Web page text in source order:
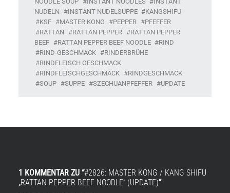
NUDELN
INSTANT NUDELSUPPE
KANGSHIFU
KSF
MASTER KONG PEPPER
PFEFFER
RATTAN
RATTAN PEPPER
RATTAN PEPPER
BEEF
RATTAN PEPPER BEEF NOODLE
RIND
RIND-GESCHMACK
RINDERBRÜHE
RINDFLEISCH GESCHMACK
RINDFLEISCHGESCHMACK
RINDGESCHMACK
SOUP
SUPPE SZECHUANPFEFFER UPDATE
1 KOMMENTAR ZU “#2826: MASTER KONG / KANG SHIFU
„RATTAN PEPPER BEEF NOODLE“ (UPDATE)”